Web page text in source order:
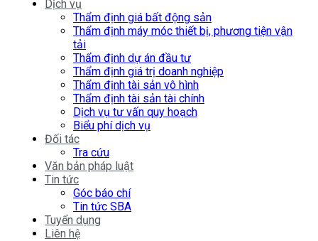
Dịch vụ
Thẩm định giá bất động sản
Thẩm định máy móc thiết bị, phương tiện vận
tải
Thẩm định dự án đầu tư
Thẩm định giá trị doanh nghiệp
Thẩm định tài sản vô hình
Thẩm định tài sản tài chính
Dịch vụ tư vấn quy hoạch
Biểu phí dịch vụ
Đối tác
Tra cứu
Văn bản pháp luật
Tin tức
Góc báo chí
Tin tức SBA
Tuyển dụng
Liên hệ